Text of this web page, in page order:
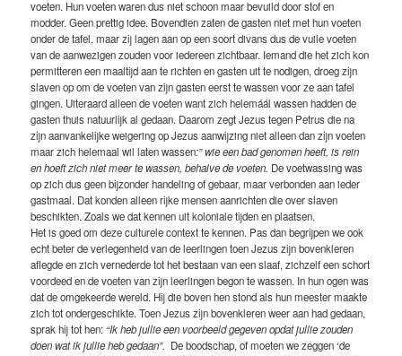
voeten. Hun voeten waren dus niet schoon maar bevuild door stof en
modder. Geen prettig idee. Bovendien zaten de gasten niet met hun voeten
onder de tafel, maar zij lagen aan op een soort divans dus de vuile voeten
van de aanwezigen zouden voor iedereen zichtbaar. Iemand die het zich kon
permitteren een maaltijd aan te richten en gasten uit te nodigen, droeg zijn
slaven op om de voeten van zijn gasten eerst te wassen voor ze aan tafel
gingen. Uiteraard alleen de voeten want zich helemáál wassen hadden de
gasten thuis natuurlijk al gedaan. Daarom zegt Jezus tegen Petrus die na
zijn aanvankelijke weigering op Jezus aanwijzing niet alleen dan zijn voeten
maar zich helemaal wil laten wassen:” wie een bad genomen heeft, is rein
en hoeft zich niet meer te wassen, behalve de voeten. De voetwassing was
op zich dus geen bijzonder handeling of gebaar, maar verbonden aan ieder
gastmaal. Dat konden alleen rijke mensen aanrichten die over slaven
beschikten. Zoals we dat kennen uit koloniale tijden en plaatsen.
Het is goed om deze culturele context te kennen. Pas dan begrijpen we ook
echt beter de verlegenheid van de leerlingen toen Jezus zijn bovenkleren
aflegde en zich vernederde tot het bestaan van een slaaf, zichzelf een schort
voordeed en de voeten van zijn leerlingen begon te wassen. In hun ogen was
dat de omgekeerde wereld. Hij die boven hen stond als hun meester maakte
zich tot ondergeschikte. Toen Jezus zijn bovenkleren weer aan had gedaan,
sprak hij tot hen: “Ik heb jullie een voorbeeld gegeven opdat jullie zouden
doen wat ik jullie heb gedaan”. De boodschap, of moeten we zeggen ‘de